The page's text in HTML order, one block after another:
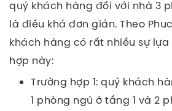
quý khách hàng đối với nhà 3
là điều khá đơn giản. Theo
khách hàng có rất nhiều sự
hợp này:
Trường hợp 1: quý khách
1 phòng ngủ ở tầng 1 và 2